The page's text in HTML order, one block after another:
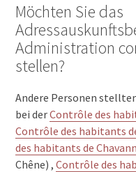
Möchten Sie das
Administration
stellen?
Andere Personen
bei derContrôle des
Contrôle des habitants
des habitants de
Chêne) ,Contrôle des